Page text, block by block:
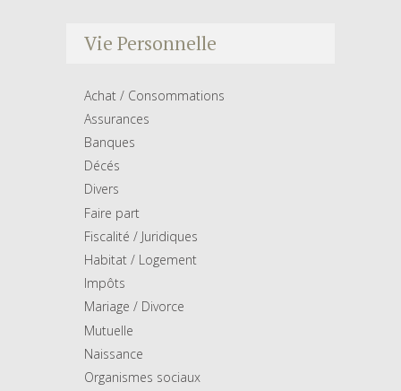
Vie Personnelle
Achat / Consommations
Assurances
Banques
Décés
Divers
Faire part
Fiscalité / Juridiques
Habitat / Logement
Impôts
Mariage / Divorce
Mutuelle
Naissance
Organismes sociaux